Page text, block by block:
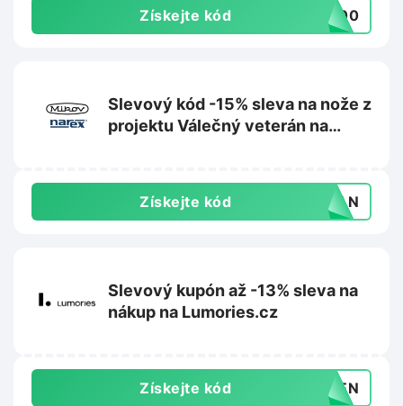
Získejte kód -500
Slevový kód -15% sleva na nože z
projektu Válečný veterán na
Získejte kód ERAN
Slevový kupón až -13% sleva na
nákup na Lumories.cz
Získejte kód YDEN